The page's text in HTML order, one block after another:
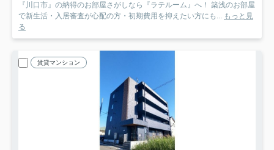
『川口市』の納得のお部屋さがしなら『ラテルーム』へ！ 築浅のお部屋
で新生活・入居審査が心配の方・初期費用を抑えたい方にも... もっと見
る
賃貸マンション